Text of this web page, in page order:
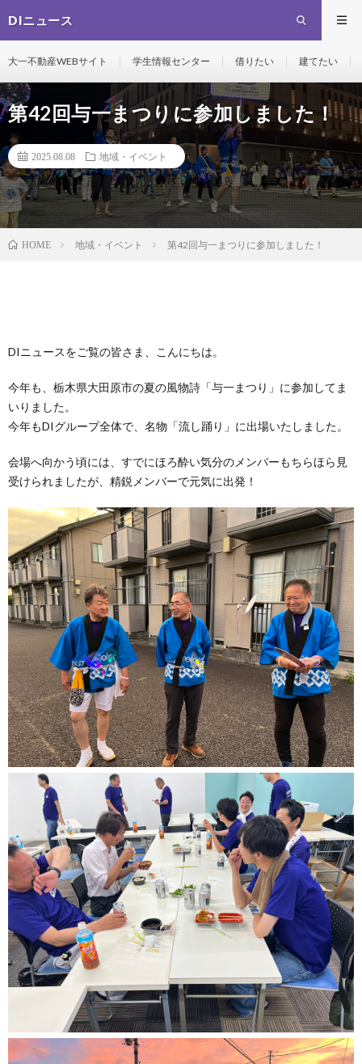
DIニュース
大一不動産WEBサイト 学生情報センター 借りたい 建てたい
第42回与一まつりに参加しました！
2025.08.08 地域・イベント
HOME 地域・イベント 第42回与一まつりに参加しました！
DIニュースをご覧の皆さま、こんにちは。
今年も、栃木県大田原市の夏の風物詩「与一まつり」に参加してま
いりました。
今年もDIグループ全体で、名物「流し踊り」に出場いたしました。
会場へ向かう頃には、すでにほろ酔い気分のメンバーもちらほら見
受けられましたが、精鋭メンバーで元気に出発！